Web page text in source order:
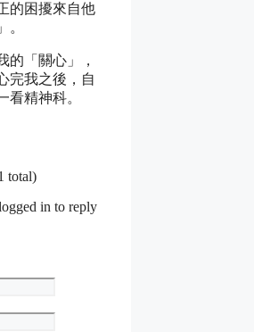
的困擾來自他
。
的「關心」，
完我之後，自
看精神科。
total)
in to reply